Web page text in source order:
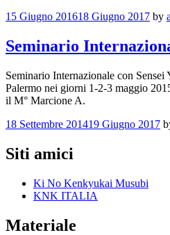
15 Giugno 201618 Giugno 2017 by
Seminario
Seminario Internazionale con Sensei
Palermo nei giorni 1-2-3 maggio
il M° Marcione A.
18 Settembre 201419 Giugno 2017
Siti amici
Ki No Kenkyukai Musubi
KNK ITALIA
Materiale